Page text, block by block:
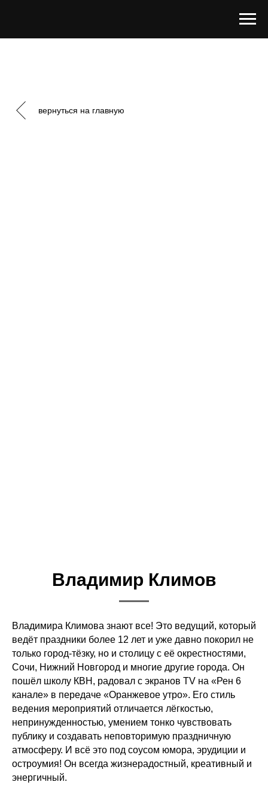
вернуться на главную
Владимир Климов
Владимира Климова знают все! Это ведущий, который
ведёт праздники более 12 лет и уже давно покорил не
только город-тёзку, но и столицу с её окрестностями,
Сочи, Нижний Новгород и многие другие города. Он
пошёл школу КВН, радовал с экранов TV на «Рен 6
канале» в передаче «Оранжевое утро». Его стиль
ведения мероприятий отличается лёгкостью,
непринужденностью, умением тонко чувствовать
публику и создавать неповторимую праздничную
атмосферу. И всё это под соусом юмора, эрудиции и
остроумия! Он всегда жизнерадостный, креативный и
энергичный.